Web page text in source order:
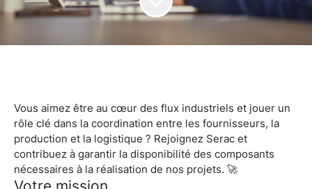
Vous aimez être au cœur des flux industriels et jouer un
rôle clé dans la coordination entre les fournisseurs, la
production et la logistique ? Rejoignez Serac et
contribuez à garantir la disponibilité des composants
nécessaires à la réalisation de nos projets. 🚀